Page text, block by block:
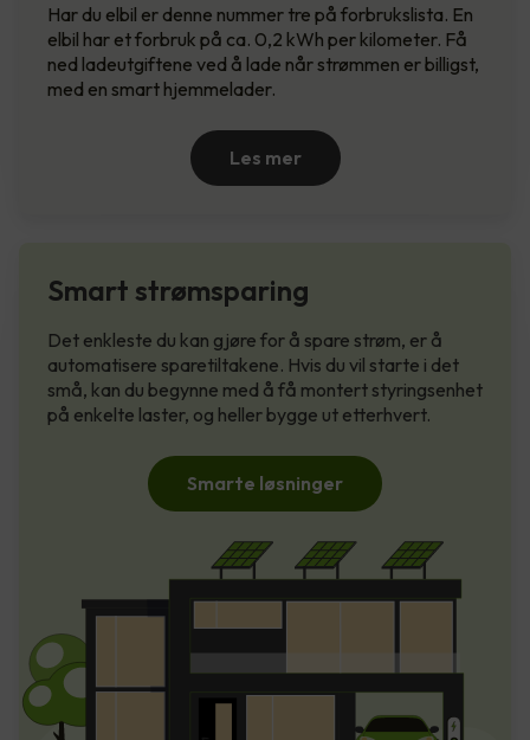
Har du elbil er denne nummer tre på forbrukslista. En
elbil har et forbruk på ca. 0,2 kWh per kilometer. Få
ned ladeutgiftene ved å lade når strømmen er billigst,
med en smart hjemmelader.
Les mer
Smart strømsparing
Det enkleste du kan gjøre for å spare strøm, er å
automatisere sparetiltakene. Hvis du vil starte i det
små, kan du begynne med å få montert styringsenhet
på enkelte laster, og heller bygge ut etterhvert.
Smarte løsninger